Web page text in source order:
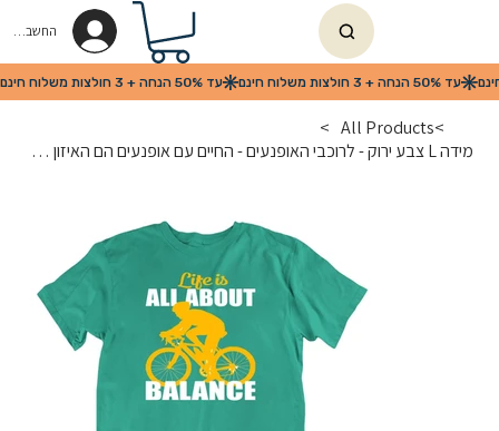
החשבון שלי
>
All Products
>
מידה L צבע ירוק - לרוכבי האופנעים - החיים עם אופנעים הם האיזון בחיים